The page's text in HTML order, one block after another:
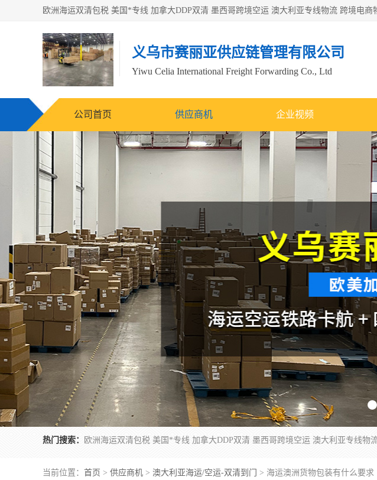
义乌市赛丽亚供应链管理有限公司
Yiwu Celia International Freight Forwarding Co., Ltd
公司首页 供应商机 企业视频
热门搜索：
当前位置： 首页 > 供应商机 > 澳大利亚海运/空运-双清到门 > 海运澳洲货物包装有什么要求